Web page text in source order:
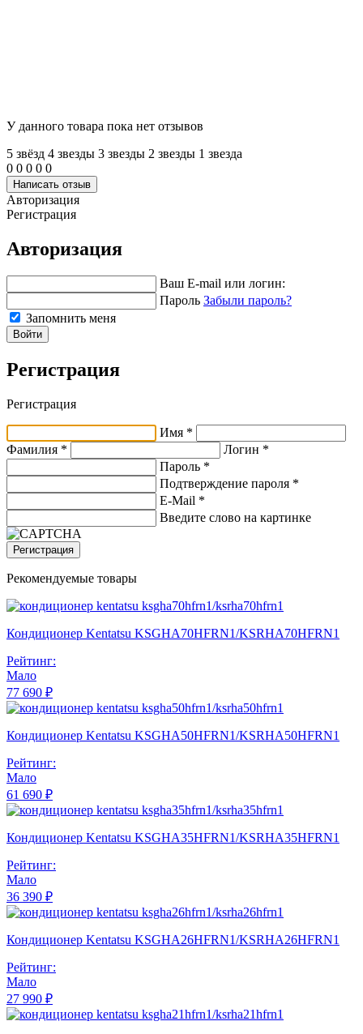
У данного товара пока нет отзывов
5 звёзд 4 звeзды 3 звeзды 2 звeзды 1 звeзда
0 0 0 0 0
Написать отзыв
Авторизация
Регистрация
Авторизация
Ваш E-mail или логин:
Пароль Забыли пароль?
Запомнить меня
Войти
Регистрация
Регистрация
Имя *
Фамилия *
Логин *
Пароль *
Подтверждение пароля *
E-Mail *
Введите слово на картинке
Регистрация
Рекомендуемые товары
Кондиционер Kentatsu KSGHA70HFRN1/KSRHA70HFRN1
Рейтинг:
Мало
77 690 ₽
Кондиционер Kentatsu KSGHA50HFRN1/KSRHA50HFRN1
Рейтинг:
Мало
61 690 ₽
Кондиционер Kentatsu KSGHA35HFRN1/KSRHA35HFRN1
Рейтинг:
Мало
36 390 ₽
Кондиционер Kentatsu KSGHA26HFRN1/KSRHA26HFRN1
Рейтинг:
Мало
27 990 ₽